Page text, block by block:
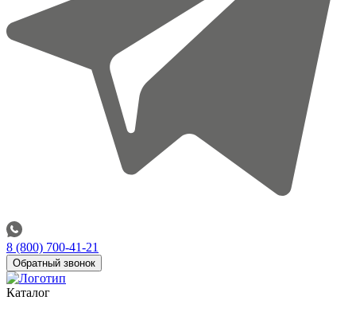
8 (800) 700-41-21
Обратный звонок
Каталог